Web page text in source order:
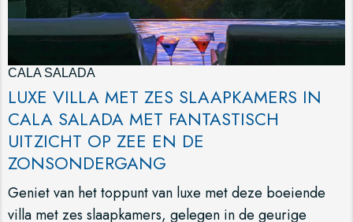
CALA SALADA
LUXE VILLA MET ZES SLAAPKAMERS IN
CALA SALADA MET FANTASTISCH
UITZICHT OP ZEE EN DE
ZONSONDERGANG
Geniet van het toppunt van luxe met deze boeiende
villa met zes slaapkamers, gelegen in de geurige